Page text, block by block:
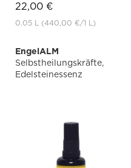
22,00 €
0.05 L (440,00 €/1 L)
EngelALM
Selbstheilungskräfte,
Edelsteinessenz